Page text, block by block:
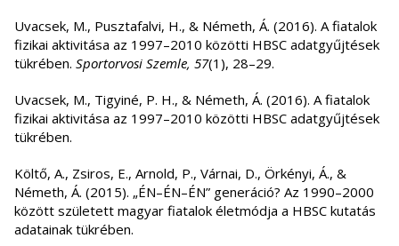
Uvacsek, M., Pusztafalvi, H., & Németh, Á. (2016). A fiatalok
fizikai aktivitása az 1997–2010 közötti HBSC adatgyűjtések
tükrében. Sportorvosi Szemle, 57(1), 28–29.
Uvacsek, M., Tigyiné, P. H., & Németh, Á. (2016). A fiatalok
fizikai aktivitása az 1997–2010 közötti HBSC adatgyűjtések
tükrében.
Költő, A., Zsiros, E., Arnold, P., Várnai, D., Örkényi, Á., &
Németh, Á. (2015). „ÉN–ÉN–ÉN” generáció? Az 1990–2000
között született magyar fiatalok életmódja a HBSC kutatás
adatainak tükrében.